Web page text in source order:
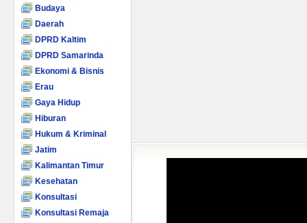
Budaya
Daerah
DPRD Kaltim
DPRD Samarinda
Ekonomi & Bisnis
Erau
Gaya Hidup
Hiburan
Hukum & Kriminal
Jatim
Kalimantan Timur
Kesehatan
Konsultasi
Konsultasi Remaja